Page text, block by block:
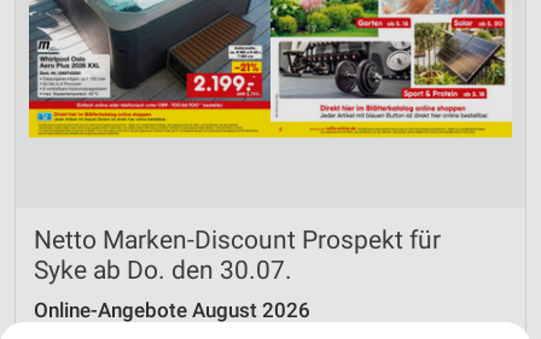
Netto Marken-Discount Prospekt für
Syke ab Do. den 30.07.
Online-Angebote August 2026